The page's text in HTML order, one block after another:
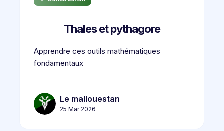
Thales et pythagore
Apprendre ces outils mathématiques
fondamentaux
Le mallouestan
25 Mar 2026